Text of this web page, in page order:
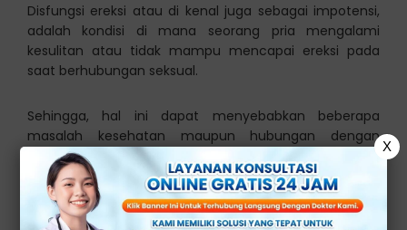
Disfungsi ereksi atau di kenal juga sebagai impotensi,
adalah kondisi di mana seorang pria mengalami
kesulitan atau tidak mampu mencapai ereksi pada
saat berhubungan seksual.
Sehingga, hal ini dapat menyebabkan beberapa
masalah kesehatan maupun hubungan dengan
pasangan, karena ketidakpuasan dalam berhubungan
seksual.
Kondisi ini biasanya terjadi pada pria yang berusia
X